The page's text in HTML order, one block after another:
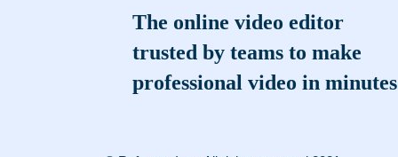
The online video editor
trusted by teams to make
professional video in minutes